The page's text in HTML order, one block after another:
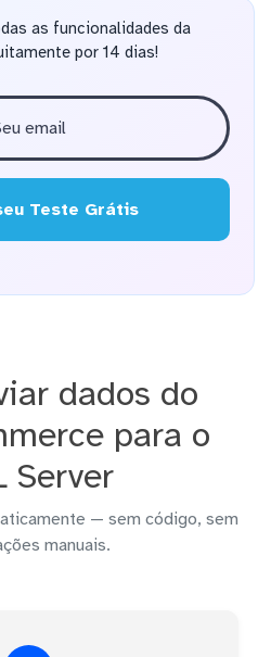
as funcionalidades da
por 14 dias!
Teste Grátis
dados do
para o
Server
— sem código, sem
manuais.